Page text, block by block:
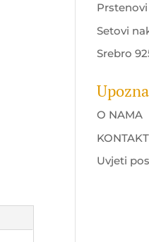
Prstenovi
Setovi
Srebro
O NAMA
KONTAKT
Uvjeti